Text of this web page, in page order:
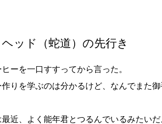
ッド（蛇道）の先行き
ーを一口すすってから言った。
りを学ぶのは分かるけど、なんでまた
近、よく能年君とつるんでいるみたいだ